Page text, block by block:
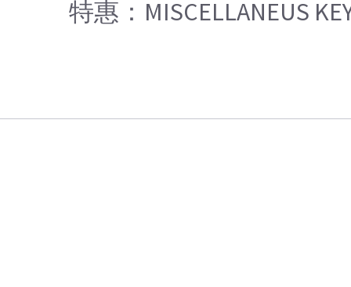
特惠：MISCELLANEUS